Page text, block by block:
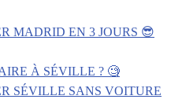
MADRID EN 3 JOURS 😎
À SÉVILLE ? 🧐
SÉVILLE SANS VOITURE